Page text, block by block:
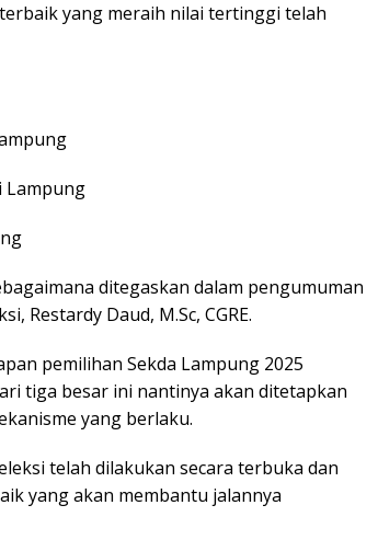
yang meraih nilai tertinggi telah
Lampung
ditegaskan dalam pengumuman
Restardy Daud, M.Sc, CGRE.
pemilihan Sekda Lampung 2025
tiga besar ini nantinya akan ditetapkan
yang berlaku.
telah dilakukan secara terbuka dan
yang akan membantu jalannya